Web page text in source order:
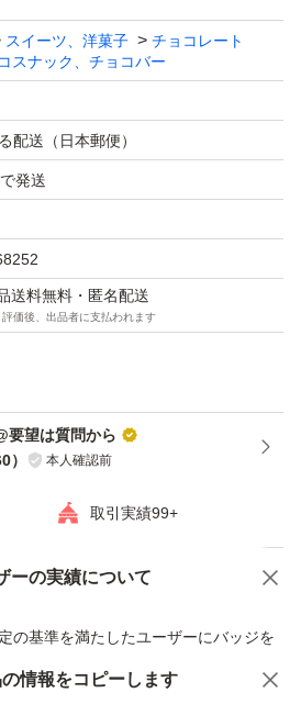
品する事があります。
には在庫ありません。
わせ、値下げ交渉、受け取り通
します。
スイーツ、洋菓子
チョコレート
スナック、チョコバー
配送（日本郵便）
発送
送料無料・匿名配送
価後、出品者に支払われます
要望は質問から
） 本人確認前
取引実績99+
ーの実績について
の基準を満たしたユーザーにバッジを
商品への質問
情報をコピーします
オススメ